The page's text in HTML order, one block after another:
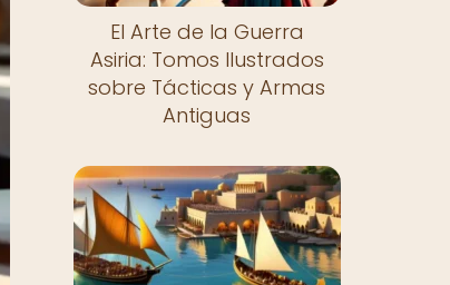
El Arte de la Guerra
Asiria: Tomos Ilustrados
sobre Tácticas y Armas
Antiguas